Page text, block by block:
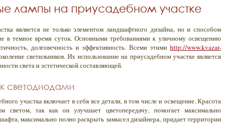
лампы на приусадебном участке
является не только элементом ландшафтного дизайна, но и способом
в темное время суток. Основными требованиями к уличному освещению
долговечность и эффективность. Всеми этими http://www.kvazar-
светильников. Их использование на приусадебном участке является
света и эстетической составляющей.
светодиодами
участка включает в себя все детали, в том числе и освещение. Красота
светом, так как он улучшает цветопередачу, помогает максимально
максимально полно раскрыть замысел дизайнера, придает территории